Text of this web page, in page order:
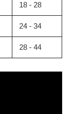
18 - 28
24 - 34
28 - 44